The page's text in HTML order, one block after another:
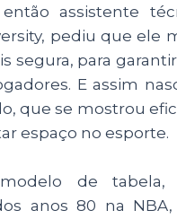
assistente
pediu que ele
segura, para
E assim
que se mostrou
espaço no esporte.
de tabela,
anos 80 na